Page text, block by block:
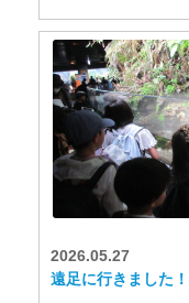
2026.05.27
遠足に行きました！